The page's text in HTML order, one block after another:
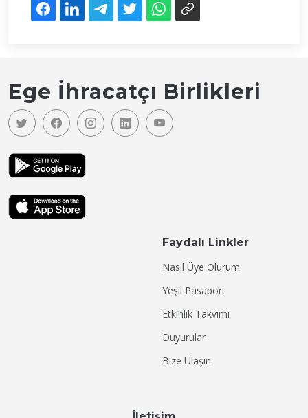
Ege İhracatçı Birlikleri
Faydalı Linkler
Nasıl Üye Olurum
Yeşil Pasaport
Etkinlik Takvimi
Duyurular
Bize Ulaşın